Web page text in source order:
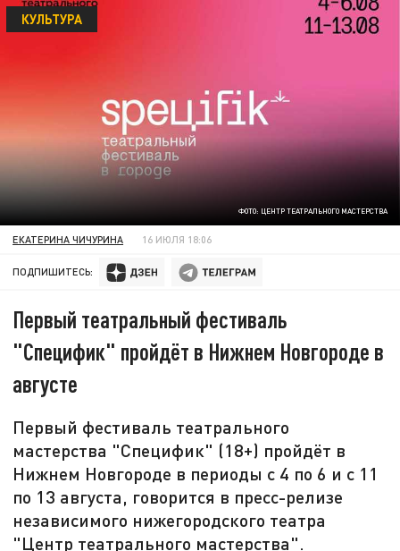
ФОТО: ЦЕНТР ТЕАТРАЛЬНОГО МАСТЕРСТВА
КУЛЬТУРА
ЕКАТЕРИНА ЧИЧУРИНА 16 ИЮЛЯ 18:06
ПОДПИШИТЕСЬ:
Первый театральный фестиваль
"Специфик" пройдёт в Нижнем Новгороде в
августе
Первый фестиваль театрального
мастерства "Специфик" (18+) пройдёт в
Нижнем Новгороде в периоды с 4 по 6 и с 11
по 13 августа, говорится в пресс-релизе
независимого нижегородского театра
"Центр театрального мастерства".